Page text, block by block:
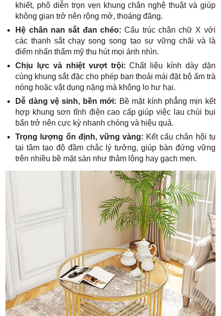
khiết, phô diễn trọn vẹn khung chân nghệ thuật và giúp
không gian trở nên rộng mở, thoáng đãng.
Hệ chân nan sắt đan chéo: Cấu trúc chân chữ X với
các thanh sắt chạy song song tạo sự vững chãi và là
điểm nhấn thẩm mỹ thu hút mọi ánh nhìn.
Chịu lực và nhiệt vượt trội:Chất liệu kính dày dặn
cùng khung sắt đặc cho phép bạn thoải mái đặt bộ ấm trà
nóng hoặc vật dụng nặng mà không lo hư hại.
Dễ dàng vệ sinh, bền mới: Bề mặt kính phẳng mịn kết
hợp khung sơn tĩnh điện cao cấp giúp việc lau chùi bụi
bẩn trở nên cực kỳ nhanh chóng và hiệu quả.
Trọng lượng ổn định, vững vàng: Kết cấu chân hội tụ
tại tâm tạo độ đầm chắc lý tưởng, giúp bàn đứng vững
trên nhiều bề mặt sàn như thảm lông hay gạch men.